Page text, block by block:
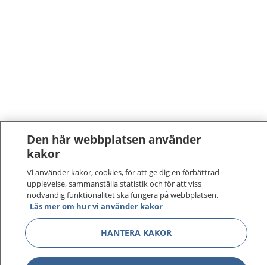
Den här webbplatsen använder
kakor
Vi använder kakor, cookies, för att ge dig en förbättrad
upplevelse, sammanställa statistik och för att viss
nödvändig funktionalitet ska fungera på webbplatsen.
Läs mer om hur vi använder kakor
HANTERA KAKOR